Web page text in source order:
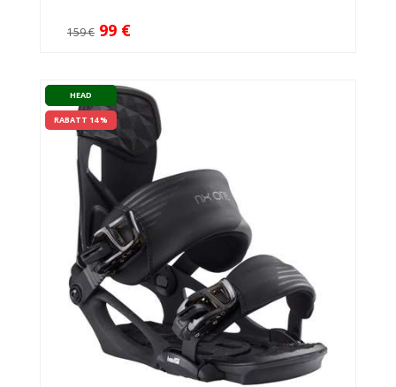
159 € 99 €
HEAD
RABATT 14 %